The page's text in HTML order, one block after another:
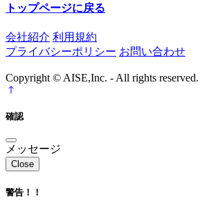
トップページに戻る
会社紹介 利用規約
プライバシーポリシー お問い合わせ
Copyright © AISE,Inc. - All rights reserved.
確認
メッセージ
Close
警告！！